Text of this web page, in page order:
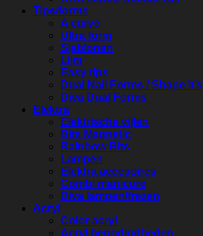
Tips/forms
A curve
Ultra form
Sjablonen
Lijm
Easy tips
Dual Nail Forms / Shape It’s
Diva Dual Forms
Elektra
Elektrische vijlen
Bits Magnetic
Rainbow Bits
Lampen
Elektra accesoires
Combi manicure
Diva lampen/frezen
Acryl
Color acryl
Acryl benodigdheden